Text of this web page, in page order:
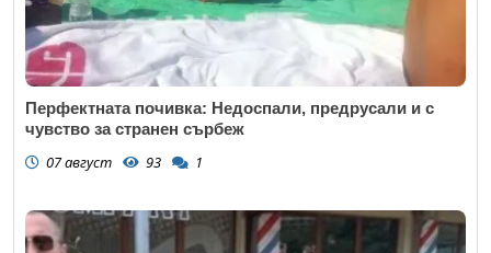
Перфектната почивка: Недоспали, предрусали и с
чувство за странен сърбеж
07 август 93 1